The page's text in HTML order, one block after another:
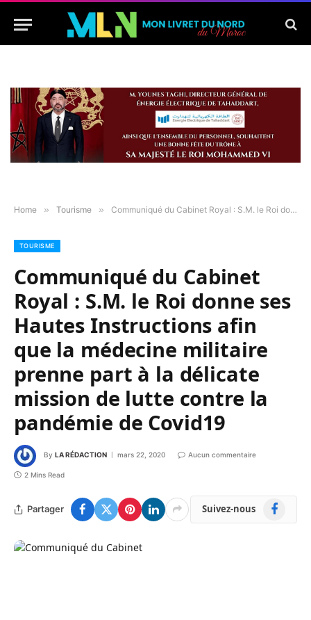
Home » Tourisme » Communiqué du Cabinet Royal : S.M. le Roi donne ses Hautes Instructions afin que la médecine militaire prenne part à la délicate mission de lutte contre la pandémie de Covid19
TOURISME
Communiqué du Cabinet
Royal : S.M. le Roi donne ses
Hautes Instructions afin
que la médecine militaire
prenne part à la délicate
mission de lutte contre la
pandémie de Covid19
By LA RÉDACTION mars 22, 2020 Aucun commentaire
2 Mins Read
Partager Suivez-nous Facebook